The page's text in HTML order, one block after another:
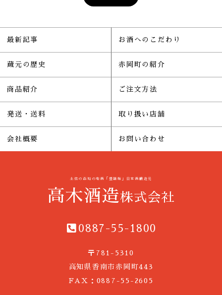
最新記事 お酒へのこだわり
蔵元の歴史 赤岡町の紹介
商品紹介 ご注文方法
発送・送料 取り扱い店舗
会社概要 お問い合わせ
土佐の高知の地酒「豊能梅」日本酒醸造元
高木酒造株式会社
0887-55-1800
〒781-5310
高知県香南市赤岡町443
FAX：0887-55-2605